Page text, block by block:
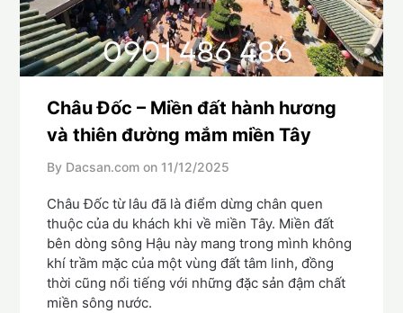
Châu Đốc – Miền đất hành hương
và thiên đường mắm miền Tây
By Dacsan.com on 11/12/2025
Châu Đốc từ lâu đã là điểm dừng chân quen
thuộc của du khách khi về miền Tây. Miền đất
bên dòng sông Hậu này mang trong mình không
khí trầm mặc của một vùng đất tâm linh, đồng
thời cũng nổi tiếng với những đặc sản đậm chất
miền sông nước.